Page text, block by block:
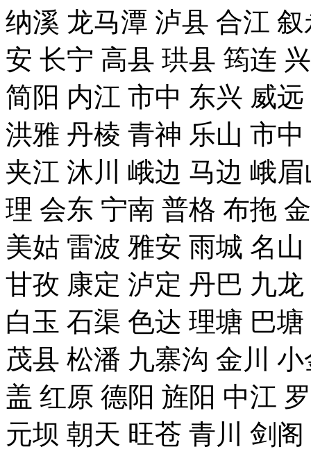
纳溪 龙马潭 泸县 合江
安 长宁 高县 珙县 筠连
简阳 内江 市中 东兴 威
洪雅 丹棱 青神 乐山 市
夹江 沐川 峨边 马边 峨
理 会东 宁南 普格 布拖
美姑 雷波 雅安 雨城 名
甘孜 康定 泸定 丹巴 九
白玉 石渠 色达 理塘 巴
茂县 松潘 九寨沟 金川
盖 红原 德阳 旌阳 中江
元坝 朝天 旺苍 青川 剑